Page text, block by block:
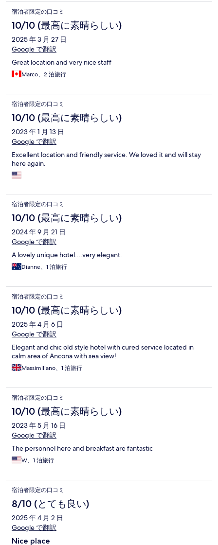
宿泊者限定の口コミ
10/10 (最高に素晴らしい)
2025 年 3 月 27 日
Google で翻訳
Great location and very nice staff
Marco、2 泊旅行
宿泊者限定の口コミ
10/10 (最高に素晴らしい)
2023 年 1 月 13 日
Google で翻訳
Excellent location and friendly service. We loved it and will stay
here again.
宿泊者限定の口コミ
10/10 (最高に素晴らしい)
2024 年 9 月 21 日
Google で翻訳
A lovely unique hotel....very elegant.
Dianne、1 泊旅行
宿泊者限定の口コミ
10/10 (最高に素晴らしい)
2025 年 4 月 6 日
Google で翻訳
Elegant and chic old style hotel with cured service located in
calm area of Ancona with sea view!
Massimiliano、1 泊旅行
宿泊者限定の口コミ
10/10 (最高に素晴らしい)
2023 年 5 月 16 日
Google で翻訳
The personnel here and breakfast are fantastic
W、1 泊旅行
宿泊者限定の口コミ
8/10 (とても良い)
2025 年 4 月 2 日
Google で翻訳
Nice place